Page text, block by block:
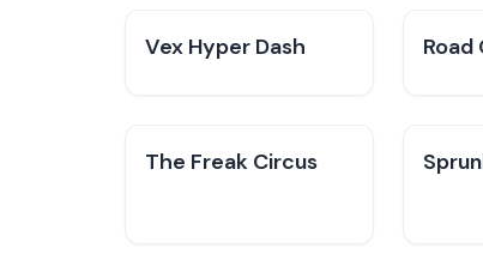
Vex Hyper Dash Road
The Freak Circus